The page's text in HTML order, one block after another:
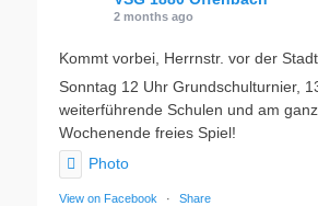
2 months ago
Kommt vorbei, Herrnstr. vor der
Sonntag 12 Uhr Grundschulturnier,
weiterführende Schulen und am
Wochenende freies Spiel!
Photo
View on Facebook · Share